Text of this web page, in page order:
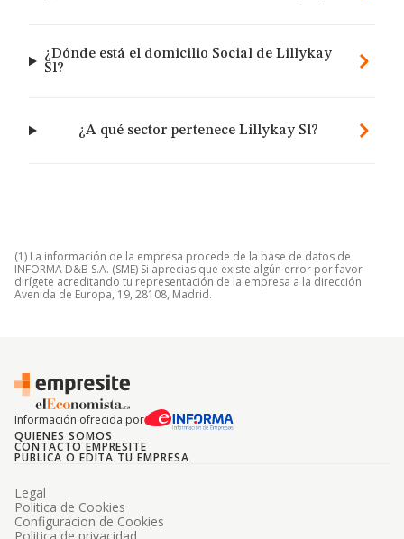
¿Dónde está el domicilio Social de Lillykay
Sl?
¿A qué sector pertenece Lillykay Sl?
(1) La información de la empresa procede de la base de datos de
INFORMA D&B S.A. (SME) Si aprecias que existe algún error por favor
dirígete acreditando tu representación de la empresa a la dirección
Avenida de Europa, 19, 28108, Madrid.
Información ofrecida por
QUIENES SOMOS
CONTACTO EMPRESITE
PUBLICA O EDITA TU EMPRESA
Legal
Politica de Cookies
Configuracion de Cookies